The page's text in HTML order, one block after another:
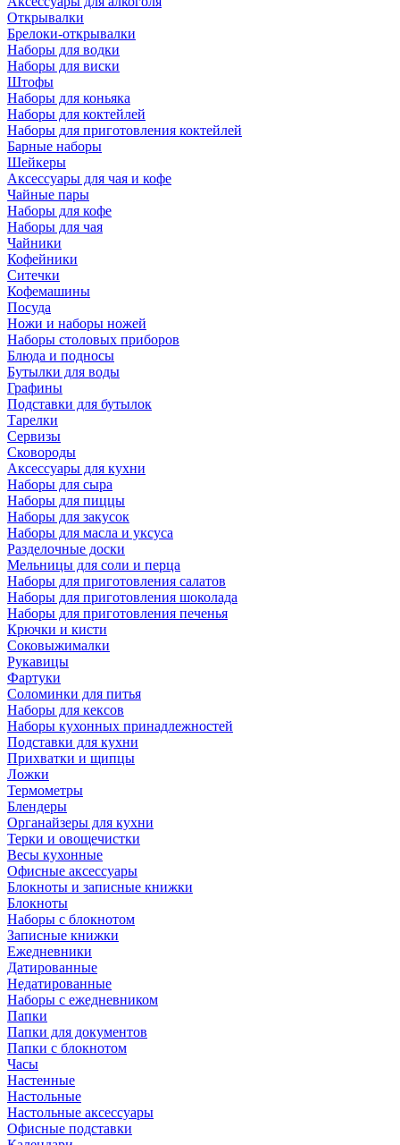
Открывалки
Брелоки-открывалки
Наборы для водки
Наборы для виски
Штофы
Наборы для коньяка
Наборы для коктейлей
Наборы для приготовления коктейлей
Барные наборы
Шейкеры
Аксессуары для чая и кофе
Чайные пары
Наборы для кофе
Наборы для чая
Чайники
Кофейники
Ситечки
Кофемашины
Посуда
Ножи и наборы ножей
Наборы столовых приборов
Блюда и подносы
Бутылки для воды
Графины
Подставки для бутылок
Тарелки
Сервизы
Сковороды
Аксессуары для кухни
Наборы для сыра
Наборы для пиццы
Наборы для закусок
Наборы для масла и уксуса
Разделочные доски
Мельницы для соли и перца
Наборы для приготовления салатов
Наборы для приготовления шоколада
Наборы для приготовления печенья
Крючки и кисти
Соковыжималки
Рукавицы
Фартуки
Соломинки для питья
Наборы для кексов
Наборы кухонных принадлежностей
Подставки для кухни
Прихватки и щипцы
Ложки
Термометры
Блендеры
Органайзеры для кухни
Терки и овощечистки
Весы кухонные
Офисные аксессуары
Блокноты и записные книжки
Блокноты
Наборы с блокнотом
Записные книжки
Ежедневники
Датированные
Недатированные
Наборы с ежедневником
Папки
Папки для документов
Папки с блокнотом
Часы
Настенные
Настольные
Настольные аксессуары
Офисные подставки